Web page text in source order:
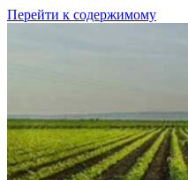
Перейти к содержимому